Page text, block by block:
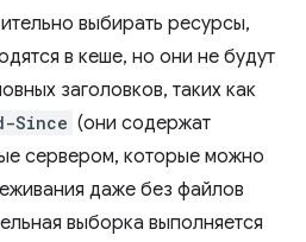
выбирать ресурсы,
в кеше, но они не будут
заголовков, таких как
Since (они содержат
сервером, которые можно
даже без файлов
выборка выполняется